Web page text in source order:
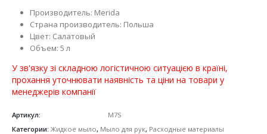
Производитель: Merida
Страна производитель: Польша
Цвет: Салатовый
Объем: 5 л
У зв'язку зі складною логістичною ситуацією в країні,
прохання уточнювати наявність та ціни на товари у
менеджерів компанії
Артикул:
M7S
Категории: Жидкое мыло, Мыло для рук, Расходные материалы